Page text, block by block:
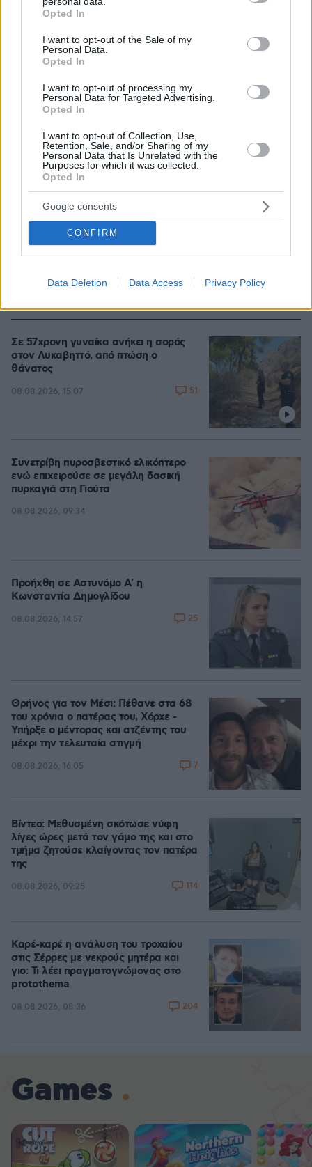
grant or deny consent to Google and its third-party tags to
use your data for below specified purposes in below Google
consent section.
Opted In
I want to opt-out of the Sale of my
Personal Data.
Opted In
I want to opt-out of processing my
Personal Data for Targeted Advertising.
Opted In
I want to opt-out of Collection, Use,
Retention, Sale, and/or Sharing of my
Personal Data that Is Unrelated with the
Purposes for which it was collected.
Opted In
Google consents
CONFIRM
Data Deletion Data Access Privacy Policy
Τι έγραφαν οι ξένοι ανταποκριτές σε
Σε 57χρονη γυναίκα ανήκει η σορός
στον Λυκαβηττό, από πτώση ο
θάνατος
08.08.2026, 15:07 51
Συνετρίβη πυροσβεστικό ελικόπτερο
ενώ επιχειρούσε σε μεγάλη δασική
πυρκαγιά στη Γιούτα
08.08.2026, 09:34
Προήχθη σε Αστυνόμο Α' η
Κωνσταντία Δημογλίδου
08.08.2026, 14:57 25
Θρήνος για τον Μέσι: Πέθανε στα 68
του χρόνια ο πατέρας του, Χόρχε -
Υπήρξε ο μέντορας και ατζέντης του
μέχρι την τελευταία στιγμή
08.08.2026, 16:05 7
Βίντεο: Μεθυσμένη σκότωσε νύφη
λίγες ώρες μετά τον γάμο της και στο
τμήμα ζητούσε κλαίγοντας τον πατέρα
της
08.08.2026, 09:25 114
Καρέ-καρέ η ανάλυση του τροχαίου
στις Σέρρες με νεκρούς μητέρα και
γιο: Τι λέει πραγματογνώμονας στο
protothema
08.08.2026, 08:36 204
Games